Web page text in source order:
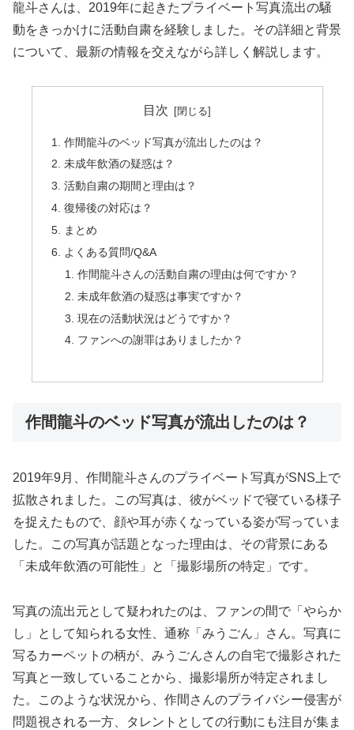
龍斗さんは、2019年に起きたプライベート写真流出の騒
動をきっかけに活動自粛を経験しました。その詳細と背景
について、最新の情報を交えながら詳しく解説します。
目次
作間龍斗のベッド写真が流出したのは？
未成年飲酒の疑惑は？
活動自粛の期間と理由は？
復帰後の対応は？
まとめ
よくある質問/Q&A
作間龍斗さんの活動自粛の理由は何ですか？
未成年飲酒の疑惑は事実ですか？
現在の活動状況はどうですか？
ファンへの謝罪はありましたか？
作間龍斗のベッド写真が流出したのは？
2019年9月、作間龍斗さんのプライベート写真がSNS上で
拡散されました。この写真は、彼がベッドで寝ている様子
を捉えたもので、顔や耳が赤くなっている姿が写っていま
した。この写真が話題となった理由は、その背景にある
「未成年飲酒の可能性」と「撮影場所の特定」です。
写真の流出元として疑われたのは、ファンの間で「やらか
し」として知られる女性、通称「みうごん」さん。写真に
写るカーペットの柄が、みうごんさんの自宅で撮影された
写真と一致していることから、撮影場所が特定されまし
た。このような状況から、作間さんのプライバシー侵害が
問題視される一方、タレントとしての行動にも注目が集ま